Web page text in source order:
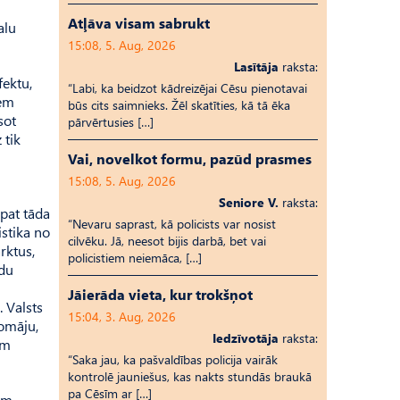
tik
tāda
no
Valsts
Atļāva visam sabrukt
15:08, 5. Aug, 2026
Lasītāja raksta:
“Labi, ka beidzot kādreizējai Cēsu pienotavai
būs cits saimnieks. Žēl skatīties, kā tā ēka
pārvērtusies […]
Vai, novelkot formu, pazūd prasmes
15:08, 5. Aug, 2026
Seniore V. raksta:
“Nevaru saprast, kā policists var nosist
cilvēku. Jā, neesot bijis darbā, bet vai
policistiem neiemāca, […]
Jāierāda vieta, kur trokšņot
15:04, 3. Aug, 2026
Iedzīvotāja raksta:
“Saka jau, ka pašvaldības policija vairāk
kontrolē jauniešus, kas nakts stundās braukā
pa Cēsīm ar […]